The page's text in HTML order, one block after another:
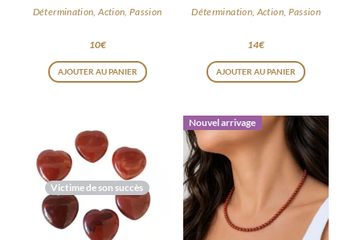
Détermination, Action, Passion
10€
AJOUTER AU PANIER
Détermination, Action, Passion
14€
AJOUTER AU PANIER
Victime de son succès
Nouvel arrivage